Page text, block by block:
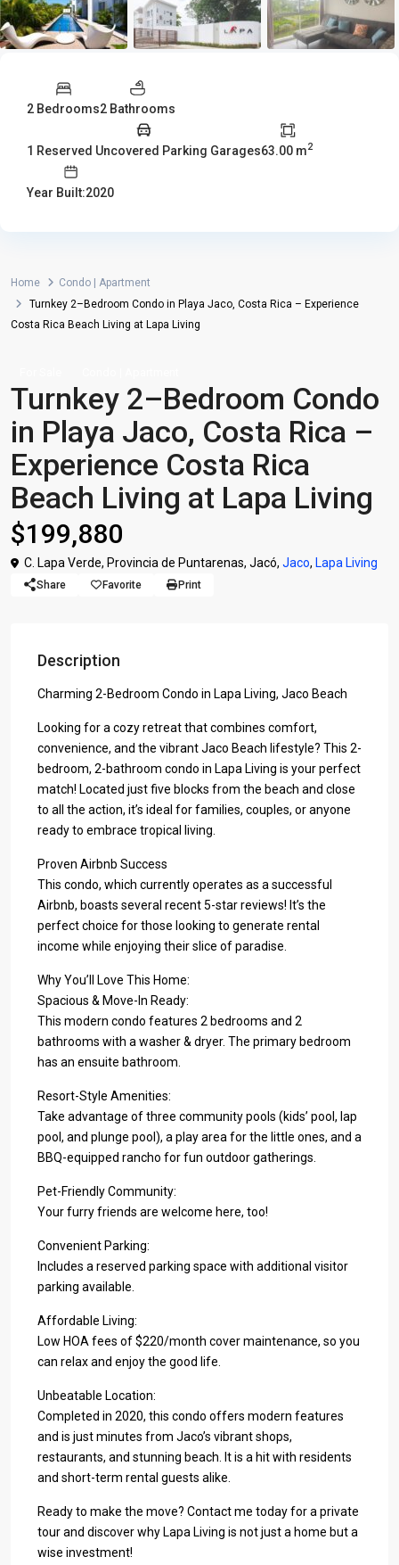
2 Bedrooms2 Bathrooms
1 Reserved Uncovered Parking Garages63.00 m2
Year Built:2020
Home
Condo | Apartment
Turnkey 2–Bedroom Condo in Playa Jaco, Costa Rica – Experience
Costa Rica Beach Living at Lapa Living
Turnkey 2–Bedroom Condo
in Playa Jaco, Costa Rica –
Experience Costa Rica
Beach Living at Lapa Living
$199,880
C. Lapa Verde, Provincia de Puntarenas, Jacó, Jaco, Lapa Living
Share Favorite Print
Description
Charming 2-Bedroom Condo in Lapa Living, Jaco Beach
Looking for a cozy retreat that combines comfort,
convenience, and the vibrant Jaco Beach lifestyle? This 2-
bedroom, 2-bathroom condo in Lapa Living is your perfect
match! Located just five blocks from the beach and close
to all the action, it’s ideal for families, couples, or anyone
ready to embrace tropical living.
Proven Airbnb Success
This condo, which currently operates as a successful
Airbnb, boasts several recent 5-star reviews! It’s the
perfect choice for those looking to generate rental
income while enjoying their slice of paradise.
Why You’ll Love This Home:
Spacious & Move-In Ready:
This modern condo features 2 bedrooms and 2
bathrooms with a washer & dryer. The primary bedroom
has an ensuite bathroom.
Resort-Style Amenities:
Take advantage of three community pools (kids’ pool, lap
pool, and plunge pool), a play area for the little ones, and a
BBQ-equipped rancho for fun outdoor gatherings.
Pet-Friendly Community:
Your furry friends are welcome here, too!
Convenient Parking:
Includes a reserved parking space with additional visitor
parking available.
Affordable Living:
Low HOA fees of $220/month cover maintenance, so you
can relax and enjoy the good life.
Unbeatable Location:
Completed in 2020, this condo offers modern features
and is just minutes from Jaco’s vibrant shops,
restaurants, and stunning beach. It is a hit with residents
and short-term rental guests alike.
Ready to make the move? Contact me today for a private
tour and discover why Lapa Living is not just a home but a
wise investment!